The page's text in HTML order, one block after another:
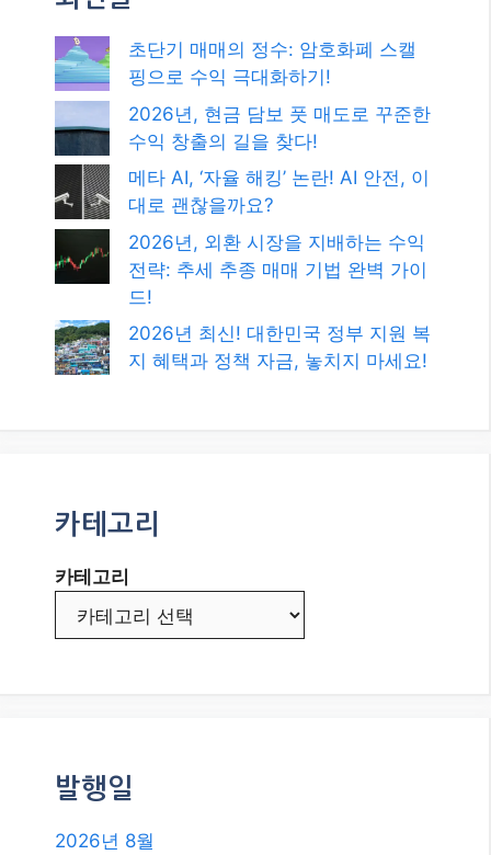
초단기 매매의 정수: 암호화폐 스캘
핑으로 수익 극대화하기!
2026년, 현금 담보 풋 매도로 꾸준한
수익 창출의 길을 찾다!
메타 AI, ‘자율 해킹’ 논란! AI 안전, 이
대로 괜찮을까요?
2026년, 외환 시장을 지배하는 수익
전략: 추세 추종 매매 기법 완벽 가이
드!
2026년 최신! 대한민국 정부 지원 복
지 혜택과 정책 자금, 놓치지 마세요!
카테고리
카테고리
발행일
2026년 8월